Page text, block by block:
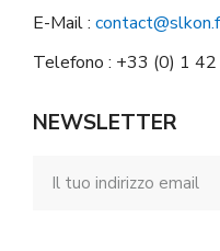
E-Mail :
Telefono : +33 (0) 1
NEWSLETTER